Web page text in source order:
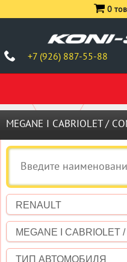
+7 (926) 887-55-88
0
MEGANE I CABRIOLET /
RENAULT
ТИП АВТОМОБИЛЯ